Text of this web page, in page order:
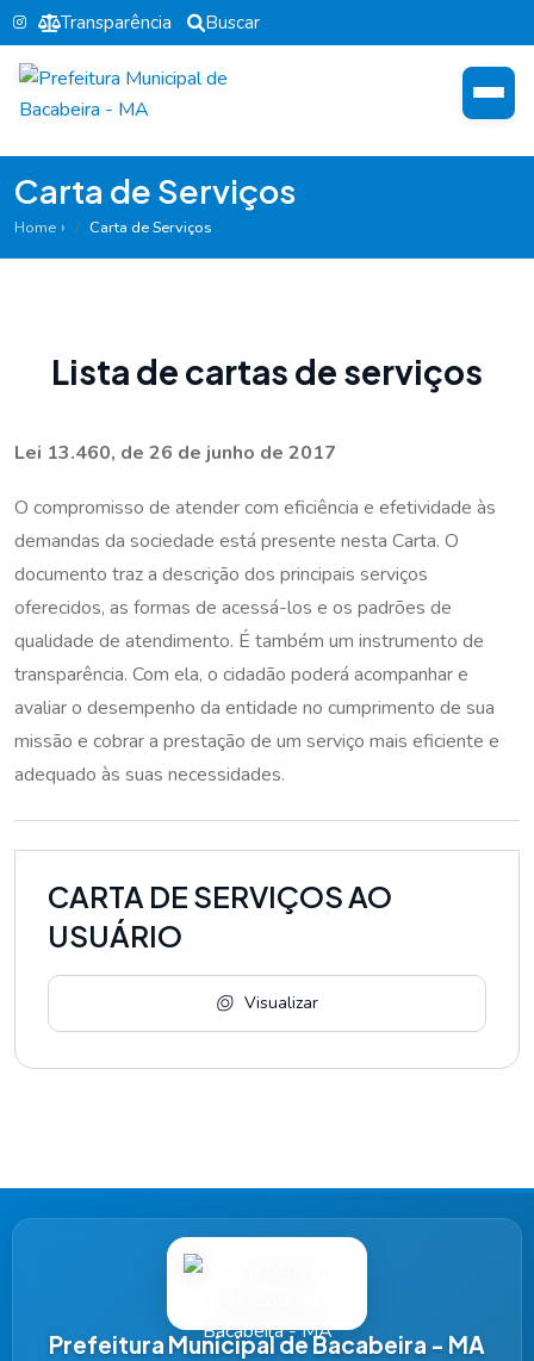
Transparência Buscar
Carta de Serviços
Home Carta de Serviços
Lista de cartas de serviços
Lei 13.460, de 26 de junho de 2017
O compromisso de atender com eficiência e efetividade às
demandas da sociedade está presente nesta Carta. O
documento traz a descrição dos principais serviços
oferecidos, as formas de acessá-los e os padrões de
qualidade de atendimento. É também um instrumento de
transparência. Com ela, o cidadão poderá acompanhar e
avaliar o desempenho da entidade no cumprimento de sua
missão e cobrar a prestação de um serviço mais eficiente e
adequado às suas necessidades.
CARTA DE SERVIÇOS AO
USUÁRIO
Visualizar
Prefeitura Municipal de Bacabeira - MA